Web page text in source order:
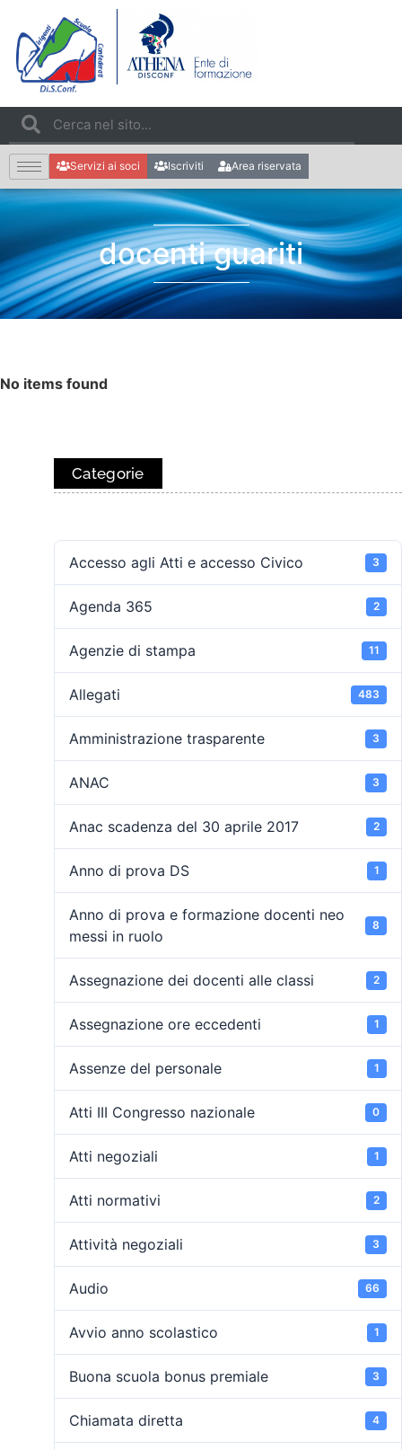
Servizi ai soci Iscriviti Area riservata
docenti guariti
No items found
Categorie
Accesso agli Atti e accesso Civico 3
Agenda 365 2
Agenzie di stampa 11
Allegati 483
Amministrazione trasparente 3
ANAC 3
Anac scadenza del 30 aprile 2017 2
Anno di prova DS 1
Anno di prova e formazione docenti neo
messi in ruolo
8
Assegnazione dei docenti alle classi 2
Assegnazione ore eccedenti 1
Assenze del personale 1
Atti III Congresso nazionale 0
Atti negoziali 1
Atti normativi 2
Attività negoziali 3
Audio 66
Avvio anno scolastico 1
Buona scuola bonus premiale 3
Chiamata diretta 4